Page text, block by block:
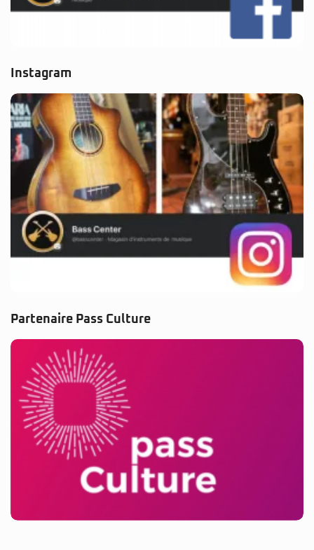
Instagram
Partenaire Pass Culture